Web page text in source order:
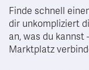
Finde schnell
dir unkompliziert
an, was du kannst
Marktplatz